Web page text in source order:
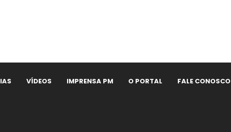
VÍDEOS IMPRENSA PM O PORTAL FALE CONOSCO